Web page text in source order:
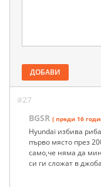
ДОБАВИ
#27
BGSR ( преди 16
Hyundai избива
първо място през
само,че няма да
си ги сложат в